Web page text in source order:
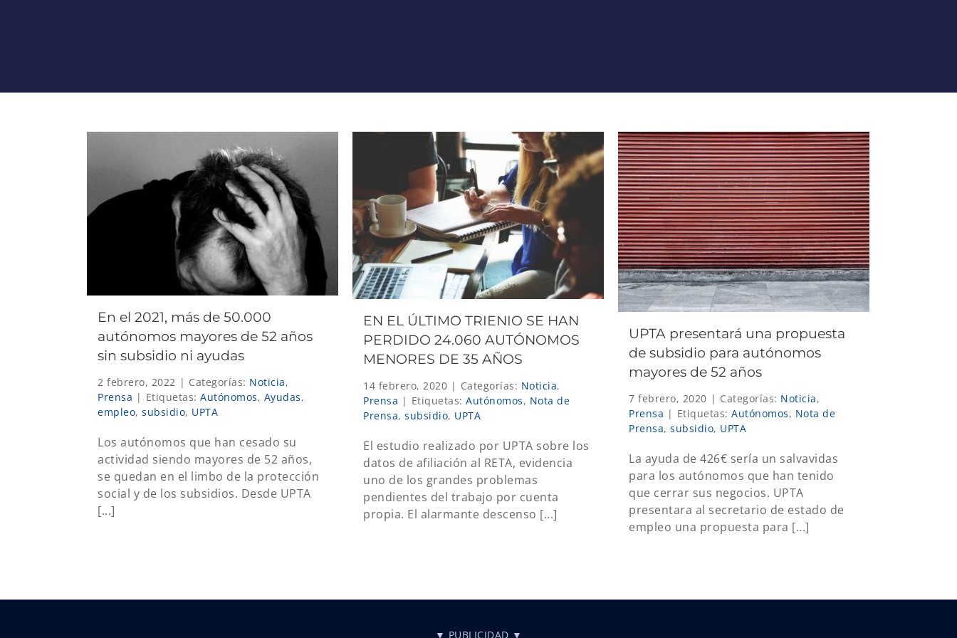
En el 2021, más de 50.000
autónomos mayores de 52 años
sin subsidio ni ayudas
2 febrero, 2022 | Categorías: Noticia,
Prensa | Etiquetas: Autónomos, Ayudas,
empleo, subsidio, UPTA
Los autónomos que han cesado su
actividad siendo mayores de 52 años,
se quedan en el limbo de la protección
social y de los subsidios. Desde UPTA
[...]
EN EL ÚLTIMO TRIENIO SE HAN
PERDIDO 24.060 AUTÓNOMOS
MENORES DE 35 AÑOS
14 febrero, 2020 | Categorías: Noticia,
Prensa | Etiquetas: Autónomos, Nota de
Prensa, subsidio, UPTA
El estudio realizado por UPTA sobre los
datos de afiliación al RETA, evidencia
uno de los grandes problemas
pendientes del trabajo por cuenta
propia. El alarmante descenso [...]
UPTA presentará una propuesta
de subsidio para autónomos
mayores de 52 años
7 febrero, 2020 | Categorías: Noticia,
Prensa | Etiquetas: Autónomos, Nota de
Prensa, subsidio, UPTA
La ayuda de 426€ sería un salvavidas
para los autónomos que han tenido
que cerrar sus negocios. UPTA
presentara al secretario de estado de
empleo una propuesta para [...]
▼ PUBLICIDAD ▼